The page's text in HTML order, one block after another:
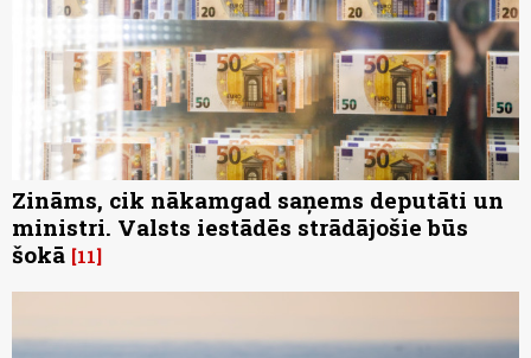
Zināms, cik nākamgad saņems deputāti un
ministri. Valsts iestādēs strādājošie būs
šokā 11